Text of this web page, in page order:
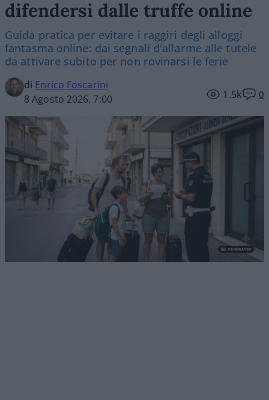
difendersi dalle truffe online
Guida pratica per evitare i raggiri degli alloggi
fantasma online: dai segnali d'allarme alle tutele
da attivare subito per non rovinarsi le ferie
di Enrico Foscarini
8 Agosto 2026, 7:00
1.5k 0